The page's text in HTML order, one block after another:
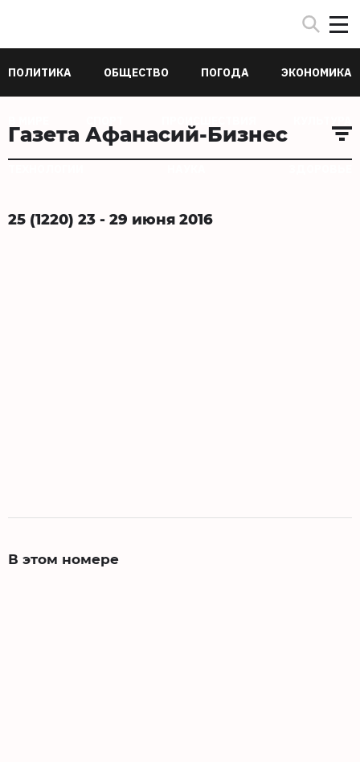
ПОЛИТИКА ОБЩЕСТВО ПОГОДА ЭКОНОМИКА
Газета Афанасий-Бизнес
25 (1220) 23 - 29 июня 2016
В этом номере